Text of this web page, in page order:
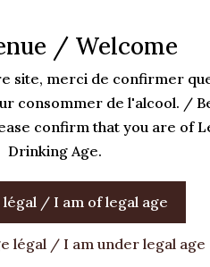
/ Welcome
site, merci de confirmer
consommer de l'alcool. /
confirm that you are of
Drinking Age.
légal / I am of legal age
légal / I am under legal age
moment de détente.
Rastignac édition
rafraîchissante et
de le conserver
édition Bande